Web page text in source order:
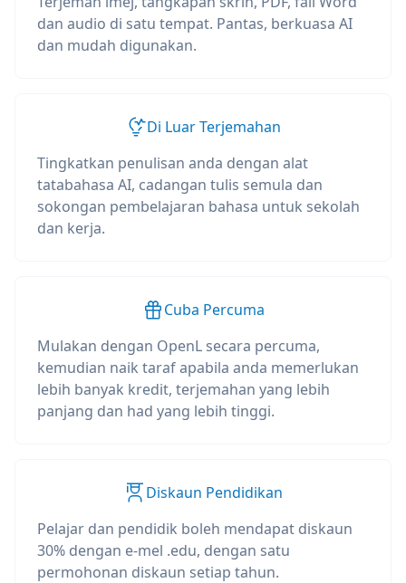
dan audio di satu tempat. Pantas, berkuasa AI
dan mudah digunakan.
Di Luar Terjemahan
Tingkatkan penulisan anda dengan alat
tatabahasa AI, cadangan tulis semula dan
sokongan pembelajaran bahasa untuk sekolah
dan kerja.
Cuba Percuma
Mulakan dengan OpenL secara percuma,
kemudian naik taraf apabila anda memerlukan
lebih banyak kredit, terjemahan yang lebih
panjang dan had yang lebih tinggi.
Diskaun Pendidikan
Pelajar dan pendidik boleh mendapat diskaun
30% dengan e-mel .edu, dengan satu
permohonan diskaun setiap tahun.